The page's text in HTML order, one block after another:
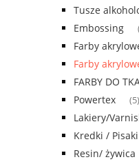
Tusze
Embossing
Farby
Farby
FARBY DO
Powertex (5)
Lakiery/
Kredki / Pisaki
Resin/ żywica